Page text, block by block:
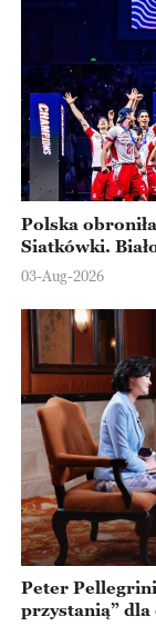
Polska
Siatkówki.
Ningbo
03-Aug-2026
Peter
przystanią”